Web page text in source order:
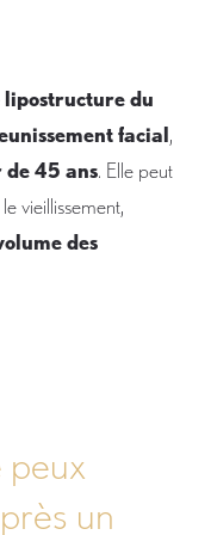
lipostructure du
facial,
45 ans. Elle peut
vieillissement,
des
un